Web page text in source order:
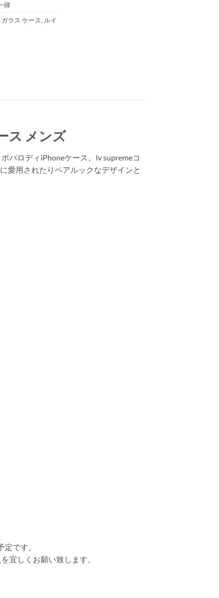
掃
ガラス ケース, ルイ
ス メンズ
パロディiPhoneケース。lv supremeコ
愛用されたりペアルックなデザインと
です。
宜しくお願い致します。